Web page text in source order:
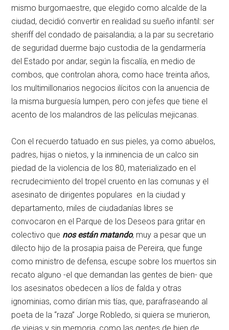
mismo burgomaestre, que elegido como alcalde de la
ciudad, decidió convertir en realidad su sueño infantil: ser
sheriff del condado de paisalandia; a la par su secretario
de seguridad duerme bajo custodia de la gendarmería
del Estado por andar, según la fiscalía, en medio de
combos, que controlan ahora, como hace treinta años,
los multimillonarios negocios ilícitos con la anuencia de
la misma burguesía lumpen, pero con jefes que tiene el
acento de los malandros de las películas mejicanas.
Con el recuerdo tatuado en sus pieles, ya como abuelos,
padres, hijas o nietos, y la inminencia de un calco sin
piedad de la violencia de los 80, materializado en el
recrudecimiento del tropel cruento en las comunas y el
asesinato de dirigentes populares en la ciudad y
departamento, miles de ciudadanías libres se
convocaron en el Parque de los Deseos para gritar en
colectivo que nos están matando, muy a pesar que un
dilecto hijo de la prosapia paisa de Pereira, que funge
como ministro de defensa, escupe sobre los muertos sin
recato alguno -el que demandan las gentes de bien- que
los asesinatos obedecen a líos de falda y otras
ignominias, como dirían mis tías, que, parafraseando al
poeta de la “raza” Jorge Robledo, si quiera se murieron,